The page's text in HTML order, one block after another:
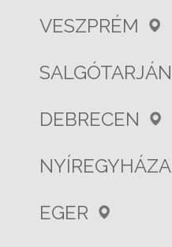
VESZPRÉM
SALGÓTARJÁN
DEBRECEN
NYÍREGYHÁZA
EGER